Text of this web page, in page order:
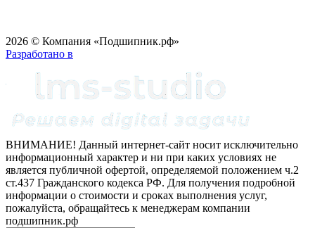
2026 © Компания «Подшипник.рф»
Разработано в
ВНИМАНИЕ! Данный интернет-сайт носит исключительно
информационный характер и ни при каких условиях не
является публичной офертой, определяемой положением ч.2
ст.437 Гражданского кодекса РФ. Для получения подробной
информации о стоимости и сроках выполнения услуг,
пожалуйста, обращайтесь к менеджерам компании
подшипник.рф